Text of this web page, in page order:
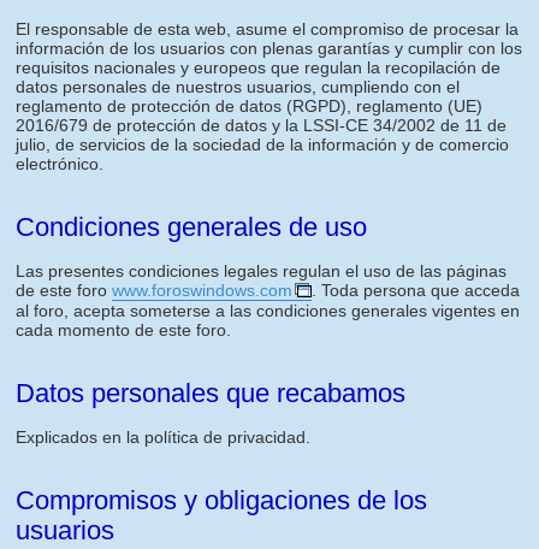
El responsable de esta web, asume el compromiso de procesar la
información de los usuarios con plenas garantías y cumplir con los
requisitos nacionales y europeos que regulan la recopilación de
datos personales de nuestros usuarios, cumpliendo con el
reglamento de protección de datos (RGPD), reglamento (UE)
2016/679 de protección de datos y la LSSI-CE 34/2002 de 11 de
julio, de servicios de la sociedad de la información y de comercio
electrónico.
Condiciones generales de uso
Las presentes condiciones legales regulan el uso de las páginas
de este foro www.foroswindows.com
. Toda persona que acceda
al foro, acepta someterse a las condiciones generales vigentes en
cada momento de este foro.
Datos personales que recabamos
Explicados en la política de privacidad.
Compromisos y obligaciones de los
usuarios